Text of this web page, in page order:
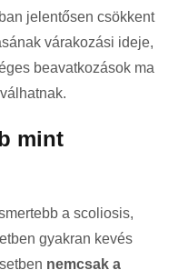
jelentősen csökkent
várakozási ideje,
beavatkozások ma
mint
a scoliosis,
gyakran kevés
nemcsak a